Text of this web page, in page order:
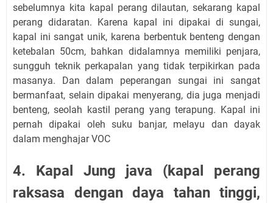
sebelumnya kita kapal perang dilautan, sekarang kapal
perang didaratan. Karena kapal ini dipakai di sungai,
kapal ini sangat unik, karena berbentuk benteng dengan
ketebalan 50cm, bahkan didalamnya memiliki penjara,
sungguh teknik perkapalan yang tidak terpikirkan pada
masanya. Dan dalam peperangan sungai ini sangat
bermanfaat, selain dipakai menyerang, dia juga menjadi
benteng, seolah kastil perang yang terapung. Kapal ini
pernah dipakai oleh suku banjar, melayu dan dayak
dalam menghajar VOC
4. Kapal Jung java (kapal perang
raksasa dengan daya tahan tinggi,